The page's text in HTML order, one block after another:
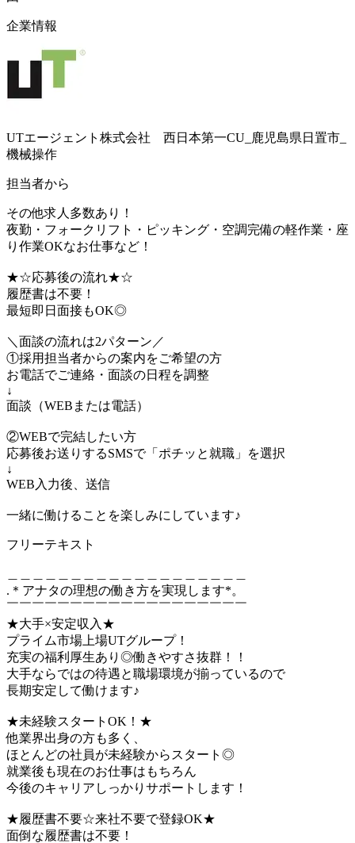
企業情報
UTエージェント株式会社 西日本第一CU_鹿児島県日置市_
機械操作
担当者から
その他求人多数あり！
夜勤・フォークリフト・ピッキング・空調完備の軽作業・座
り作業OKなお仕事など！
★☆応募後の流れ★☆
履歴書は不要！
最短即日面接もOK◎
＼面談の流れは2パターン／
①採用担当者からの案内をご希望の方
お電話でご連絡・面談の日程を調整
↓
面談（WEBまたは電話）
②WEBで完結したい方
応募後お送りするSMSで「ポチッと就職」を選択
↓
WEB入力後、送信
一緒に働けることを楽しみにしています♪
フリーテキスト
.＊アナタの理想の働き方を実現します*。
￣￣￣￣￣￣￣￣￣￣￣￣￣￣￣￣￣￣￣
★大手×安定収入★
プライム市場上場UTグループ！
充実の福利厚生あり◎働きやすさ抜群！！
大手ならではの待遇と職場環境が揃っているので
長期安定して働けます♪
★未経験スタートOK！★
他業界出身の方も多く、
ほとんどの社員が未経験からスタート◎
就業後も現在のお仕事はもちろん
今後のキャリアしっかりサポートします！
★履歴書不要☆来社不要で登録OK★
面倒な履歴書は不要！